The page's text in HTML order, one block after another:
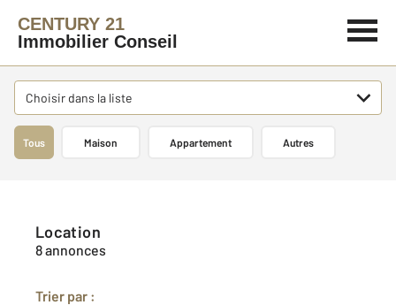
CENTURY 21
Immobilier Conseil
Choisir dans la liste
Tous Maison Appartement Autres
Location
8 annonces
Trier par :